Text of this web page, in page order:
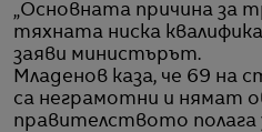
„Основната причина за
тяхната ниска
заяви министърът.
Младенов каза, че 69 на
са неграмотни и нямат
правителството полага